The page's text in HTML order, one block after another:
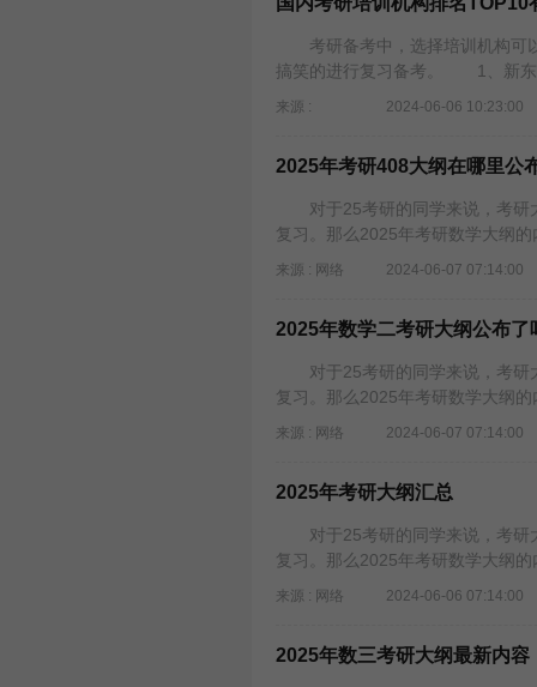
考研备考中，选择培训机构可以
搞笑的进行复习备考。 1、新
来源 : ​ 2024-06-06 10:23:00
2025年考研408大纲在哪里公
对于25考研的同学来说，考研
复习。那么2025年考研数学大纲的
来源 : 网络 2024-06-07 07:14:00
2025年数学二考研大纲公布了
对于25考研的同学来说，考研
复习。那么2025年考研数学大纲的
来源 : 网络 2024-06-07 07:14:00
2025年考研大纲汇总
对于25考研的同学来说，考研
复习。那么2025年考研数学大纲的
来源 : 网络 2024-06-06 07:14:00
2025年数三考研大纲最新内容